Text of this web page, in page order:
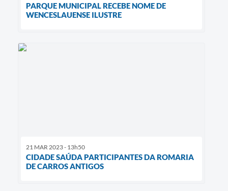
PARQUE MUNICIPAL RECEBE NOME DE
WENCESLAUENSE ILUSTRE
21 MAR 2023 - 13h50
CIDADE SAÚDA PARTICIPANTES DA ROMARIA
DE CARROS ANTIGOS